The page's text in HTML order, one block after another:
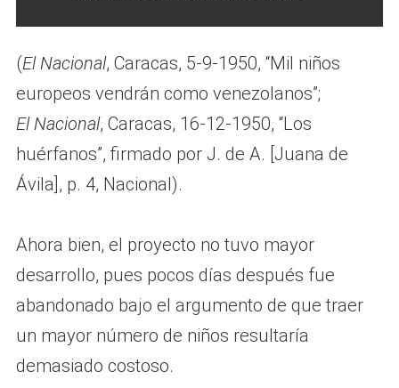
(El Nacional, Caracas, 5-9-1950, “Mil niños
europeos vendrán como venezolanos”;
El Nacional, Caracas, 16-12-1950, “Los
huérfanos”, firmado por J. de A. [Juana de
Ávila], p. 4, Nacional).
Ahora bien, el proyecto no tuvo mayor
desarrollo, pues pocos días después fue
abandonado bajo el argumento de que traer
un mayor número de niños resultaría
demasiado costoso.